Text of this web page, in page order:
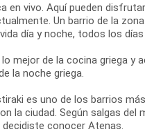
vivo. Aquí pueden
Un barrio de la
día y noche, todos los
mejor de la cocina griega y
la noche griega.
es uno de los barrios
la ciudad. Según salgas del
conocer Atenas.